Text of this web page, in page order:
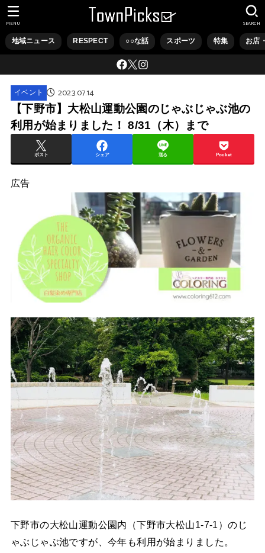
地域ニュース RESPECT ○○な話 スポーツ 特集 お店
SEARCH
MENU
イベント 2023.07.14
【下野市】大松山運動公園のじゃぶじゃぶ池の
利用が始まりました！ 8/31（木）まで
ポスト シェア 送る Pocket
広告
下野市の大松山運動公園内（下野市大松山1-7-1）のじ
ゃぶじゃぶ池ですが、今年も利用が始まりました。